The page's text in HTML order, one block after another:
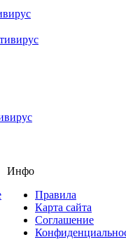
Инфо
Правила
Карта сайта
Соглашение